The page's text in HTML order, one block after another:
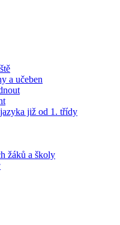
a učeben
již od 1. třídy
žáků a školy